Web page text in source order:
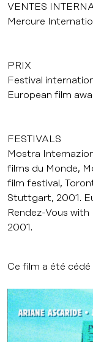
VENTES
Mercure
PRIX
Festival
European film
FESTIVALS
Mostra
films du Monde,
film festival,
Stuttgart, 2001.
Rendez-Vous with
2001.
Ce film a été cédé